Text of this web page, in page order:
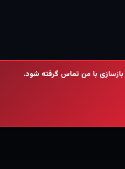
با من تماس گرفته شود.